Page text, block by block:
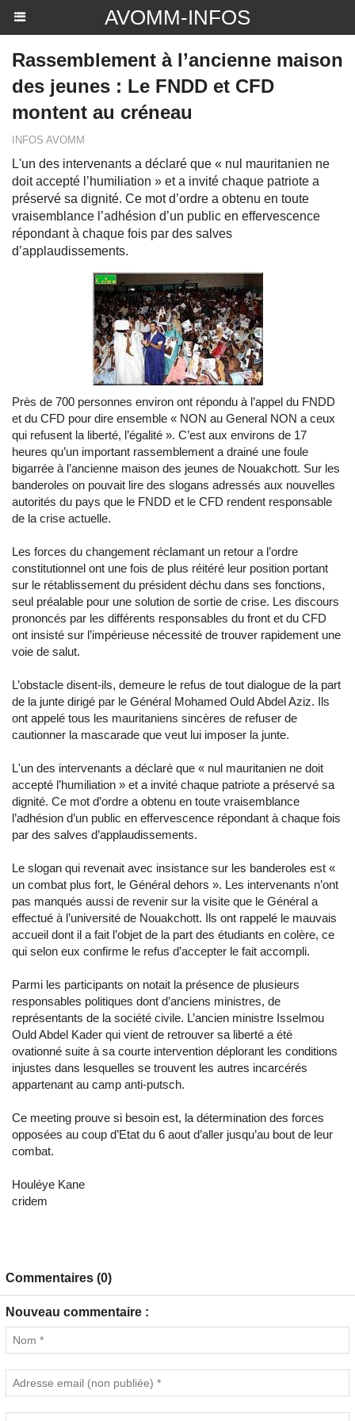
AVOMM-INFOS
Rassemblement à l’ancienne maison
des jeunes : Le FNDD et CFD
montent au créneau
INFOS AVOMM
L'un des intervenants a déclaré que « nul mauritanien ne
doit accepté l’humiliation » et a invité chaque patriote a
préservé sa dignité. Ce mot d’ordre a obtenu en toute
vraisemblance l’adhésion d’un public en effervescence
répondant à chaque fois par des salves
d’applaudissements.
Près de 700 personnes environ ont répondu à l’appel du FNDD
et du CFD pour dire ensemble « NON au General NON a ceux
qui refusent la liberté, l’égalité ». C’est aux environs de 17
heures qu’un important rassemblement a drainé une foule
bigarrée à l’ancienne maison des jeunes de Nouakchott. Sur les
banderoles on pouvait lire des slogans adressés aux nouvelles
autorités du pays que le FNDD et le CFD rendent responsable
de la crise actuelle.
Les forces du changement réclamant un retour a l’ordre
constitutionnel ont une fois de plus réitéré leur position portant
sur le rétablissement du président déchu dans ses fonctions,
seul préalable pour une solution de sortie de crise. Les discours
prononcés par les différents responsables du front et du CFD
ont insisté sur l’impérieuse nécessité de trouver rapidement une
voie de salut.
L’obstacle disent-ils, demeure le refus de tout dialogue de la part
de la junte dirigé par le Général Mohamed Ould Abdel Aziz. Ils
ont appelé tous les mauritaniens sincères de refuser de
cautionner la mascarade que veut lui imposer la junte.
L'un des intervenants a déclaré que « nul mauritanien ne doit
accepté l’humiliation » et a invité chaque patriote a préservé sa
dignité. Ce mot d’ordre a obtenu en toute vraisemblance
l’adhésion d’un public en effervescence répondant à chaque fois
par des salves d’applaudissements.
Le slogan qui revenait avec insistance sur les banderoles est «
un combat plus fort, le Général dehors ». Les intervenants n’ont
pas manqués aussi de revenir sur la visite que le Général a
effectué à l’université de Nouakchott. Ils ont rappelé le mauvais
accueil dont il a fait l’objet de la part des étudiants en colère, ce
qui selon eux confirme le refus d’accepter le fait accompli.
Parmi les participants on notait la présence de plusieurs
responsables politiques dont d’anciens ministres, de
représentants de la société civile. L’ancien ministre Isselmou
Ould Abdel Kader qui vient de retrouver sa liberté a été
ovationné suite à sa courte intervention déplorant les conditions
injustes dans lesquelles se trouvent les autres incarcérés
appartenant au camp anti-putsch.
Ce meeting prouve si besoin est, la détermination des forces
opposées au coup d’Etat du 6 aout d’aller jusqu’au bout de leur
combat.
Houléye Kane
cridem
Commentaires (0)
Nouveau commentaire :